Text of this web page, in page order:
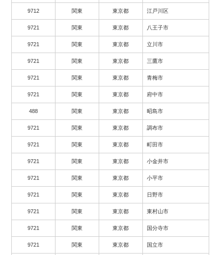
9712 関東 東京都 江戸川区
9721 関東 東京都 八王子市
9721 関東 東京都 立川市
9721 関東 東京都 三鷹市
9721 関東 東京都 青梅市
9721 関東 東京都 府中市
488 関東 東京都 昭島市
9721 関東 東京都 調布市
9721 関東 東京都 町田市
9721 関東 東京都 小金井市
9721 関東 東京都 小平市
9721 関東 東京都 日野市
9721 関東 東京都 東村山市
9721 関東 東京都 国分寺市
9721 関東 東京都 国立市